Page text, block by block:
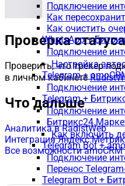
Подключение
Как
Как очистить
WhatsApp +
Подключение
Настройка
Telegram +
Подключение
Telegram +
Подключение
Как включить
Telegram Bot +
Подключение
Перенос
Telegram Bot +
Проверка
Проверить, что трекер
в личном кабинете
Что дальше
Аналитика в RadistWeb
Интеграция
Все возможности amoCRM